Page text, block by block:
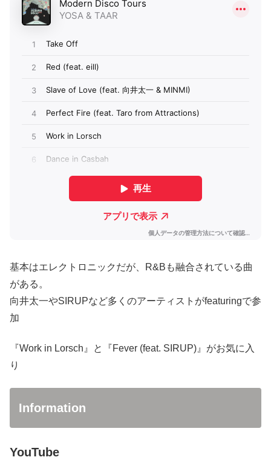
基本はエレクトロニックだが、R&Bも融合されている曲
がある。
向井太一やSIRUPなど多くのアーティストがfeaturingで参
加
『Work in Lorsch』と『Fever (feat. SIRUP)』がお気に入
り
Information
YouTube